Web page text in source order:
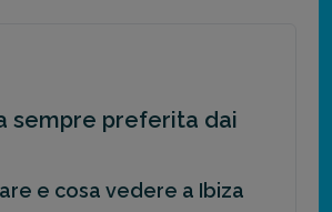
sempre preferita dai
e cosa vedere a Ibiza